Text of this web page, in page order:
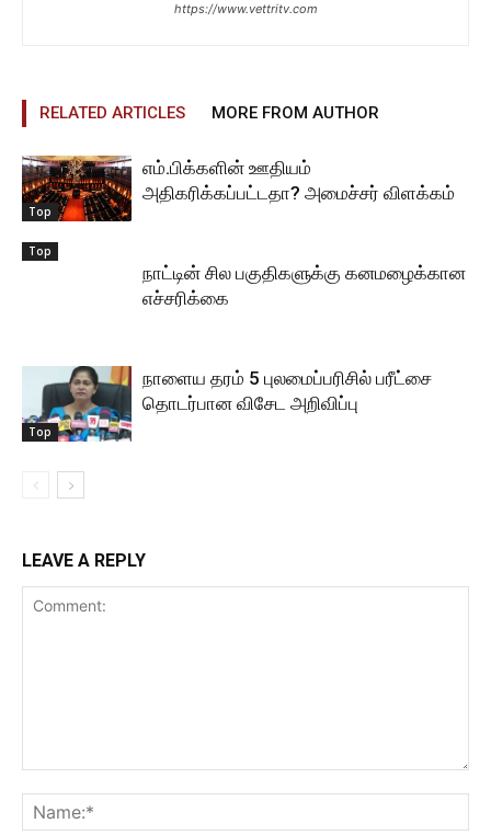
https://www.vettritv.com
RELATED ARTICLES MORE FROM AUTHOR
Top
எம்.பிக்களின் ஊதியம்
அதிகரிக்கப்பட்டதா? அமைச்சர் விளக்கம்
Top
நாட்டின் சில பகுதிகளுக்கு கனமழைக்கான
எச்சரிக்கை
Top
நாளைய தரம் 5 புலமைப்பரிசில் பரீட்சை
தொடர்பான விசேட அறிவிப்பு
LEAVE A REPLY